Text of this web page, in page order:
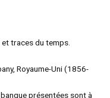
traces du temps.
Royaume-Uni (1856-
présentées sont à